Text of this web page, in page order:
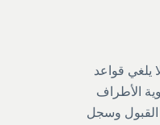
يلغي قواعد
الأطراف
وسجل